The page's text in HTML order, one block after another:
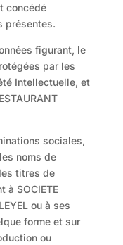
concédé
présentes.
figurant, le
par les
Intellectuelle, et
sociales,
noms de
titres de
à SOCIETE
ou à ses
forme et sur
ou